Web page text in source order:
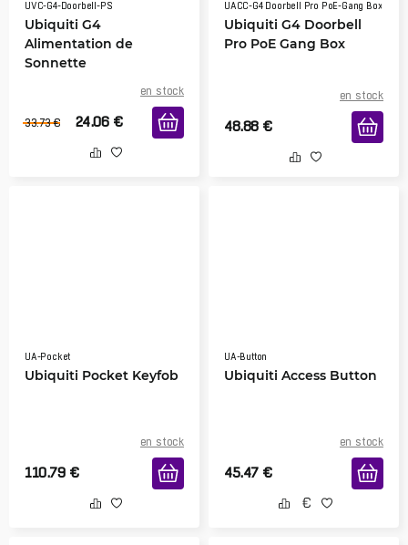
UVC-G4-Doorbell-PS
Ubiquiti G4
Alimentation de
Sonnette
en stock
33.73 € 24.06 €
UACC-G4 Doorbell Pro PoE-Gang Box
Ubiquiti G4 Doorbell
Pro PoE Gang Box
en stock
48.88 €
UA-Pocket
Ubiquiti Pocket Keyfob
en stock
110.79 €
UA-Button
Ubiquiti Access Button
en stock
45.47 €